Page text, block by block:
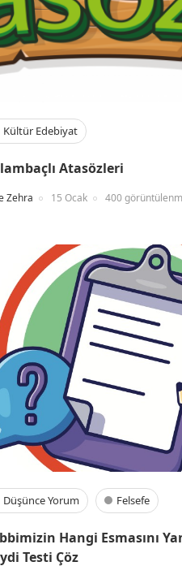
Kültür Edebiyat
Atasözleri
Zehra 15 Ocak 400
Düşünce Yorum Felsefe
Hangi Esmasını
Testi Çöz